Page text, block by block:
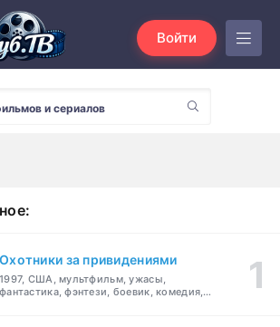
Войти
Охотники за привидениями
1997, США, мультфильм, ужасы,
фантастика, фэнтези, боевик, комедия,